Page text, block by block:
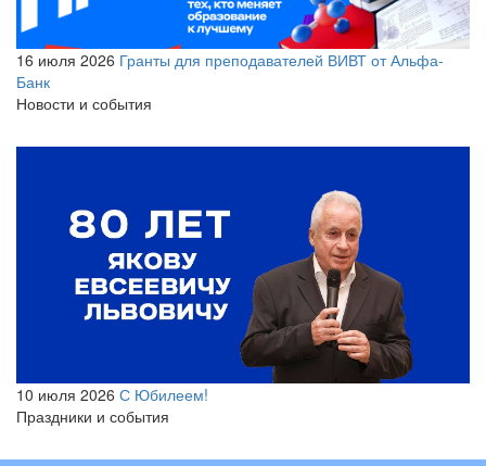
16 июля 2026 Гранты для преподавателей ВИВТ от Альфа-
Банк
Новости и события
10 июля 2026 С Юбилеем!
Праздники и события